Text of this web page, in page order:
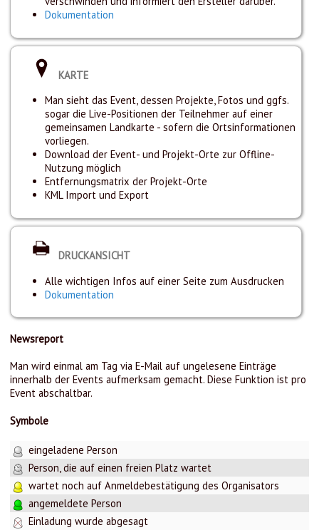
Dokumentation
KARTE
Man sieht das Event, dessen Projekte, Fotos und ggfs.
sogar die Live-Positionen der Teilnehmer auf einer
gemeinsamen Landkarte - sofern die Ortsinformationen
vorliegen.
Download der Event- und Projekt-Orte zur Offline-
Nutzung möglich
Entfernungsmatrix der Projekt-Orte
KML Import und Export
DRUCKANSICHT
Alle wichtigen Infos auf einer Seite zum Ausdrucken
Dokumentation
Newsreport
Man wird einmal am Tag via E-Mail auf ungelesene Einträge
innerhalb der Events aufmerksam gemacht. Diese Funktion ist pro
Event abschaltbar.
Symbole
eingeladene Person
Person, die auf einen freien Platz wartet
wartet noch auf Anmeldebestätigung des Organisators
angemeldete Person
Einladung wurde abgesagt